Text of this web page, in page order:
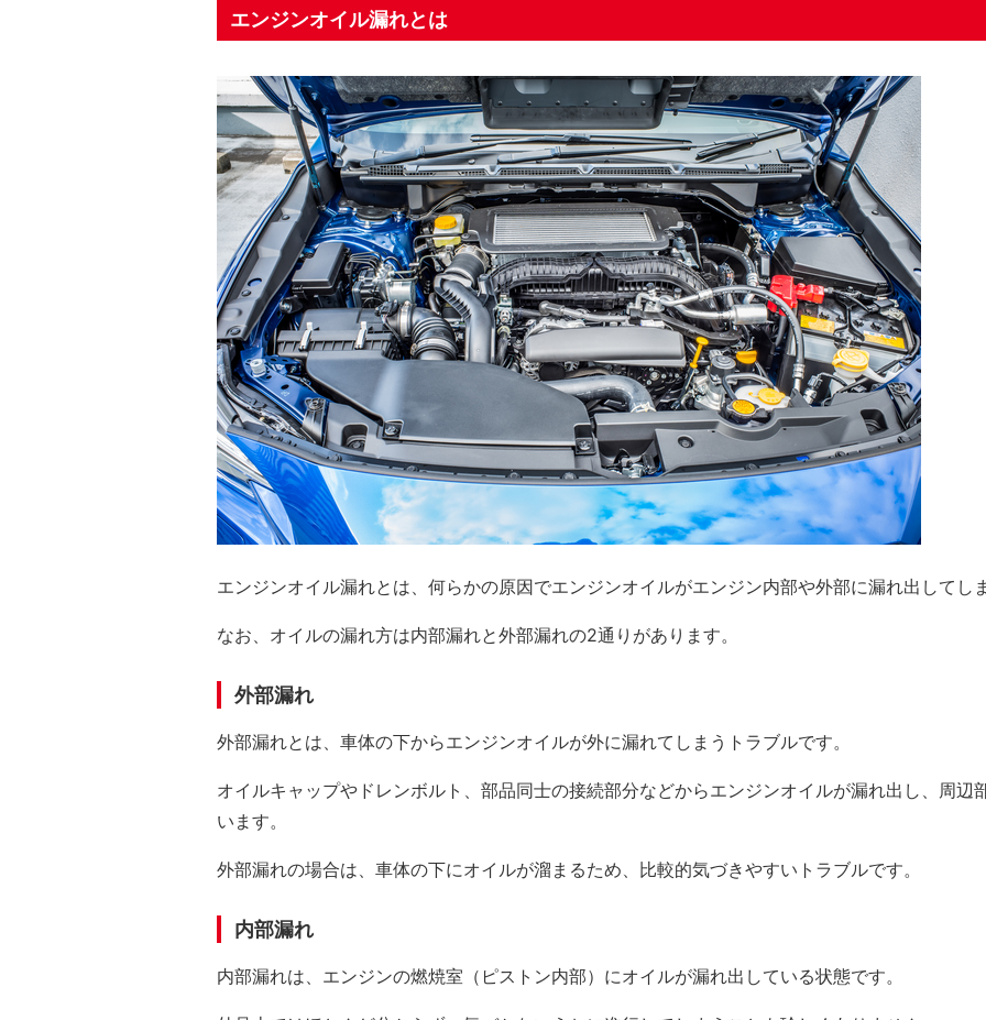
エンジンオイル漏れとは
エンジンオイル漏れとは、何らかの原因でエンジンオイルがエンジン内部や外部に漏れ出してし
なお、オイルの漏れ方は内部漏れと外部漏れの2通りがあります。
外部漏れ
外部漏れとは、車体の下からエンジンオイルが外に漏れてしまうトラブルです。
オイルキャップやドレンボルト、部品同士の接続部分などからエンジンオイルが漏れ出し、周辺
います。
外部漏れの場合は、車体の下にオイルが溜まるため、比較的気づきやすいトラブルです。
内部漏れ
内部漏れは、エンジンの燃焼室（ピストン内部）にオイルが漏れ出している状態です。